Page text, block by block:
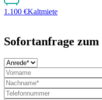
1.100 €Kaltmiete
Sofortanfrage